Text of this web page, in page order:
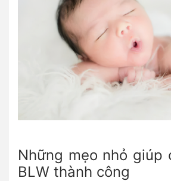
Những mẹo nhỏ giúp
BLW thành công